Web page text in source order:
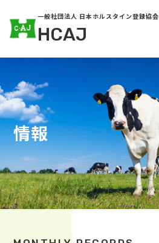
一般社団法人 日本ホルスタイン登録協会
HCAJ
情報